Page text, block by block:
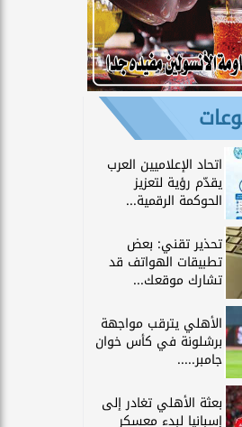
اتحاد الإعلاميين العرب
يقدّم رؤية لتعزيز
الحوكمة الرقمية...
تحذير تقني: بعض
تطبيقات الهواتف قد
تشارك موقعك...
الأهلي يترقب مواجهة
برشلونة في كأس خوان
جامبر.....
بعثة الأهلي تغادر إلى
إسبانيا لبدء معسكر